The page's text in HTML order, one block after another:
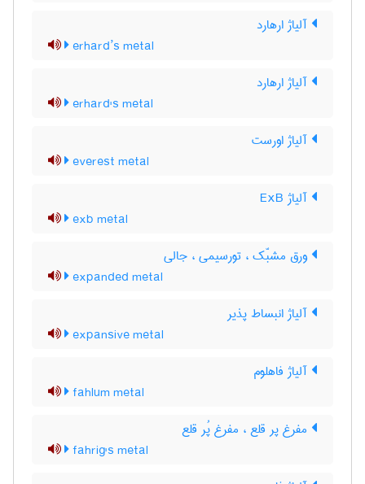
آلیاژ ارهارد
erhard’s metal
آلیاژ ارهارد
erhard's metal
آلیاژ اورست
everest metal
آلیاژ ExB
exb metal
ورق مشبّک ، تورسیمی ، جالی
expanded metal
آلیاژ انبساط پذیر
expansive metal
آلیاژ فاهلوم
fahlum metal
مفرغ پر قلع ، مفرغ پُر قلع
fahrig's metal